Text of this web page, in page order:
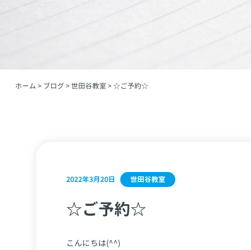
ホーム > ブログ > 世田谷教室 > ☆ご予約☆
2022年3月20日 世田谷教室
☆ご予約☆
こんにちは(^^)